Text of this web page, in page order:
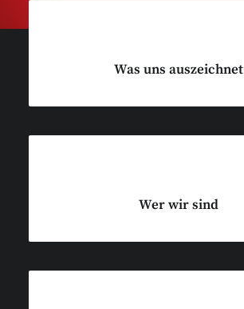
Was uns auszeichnet
Wer wir sind